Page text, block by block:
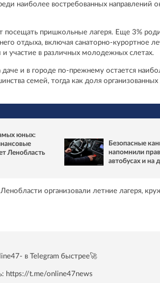
наиболее востребованных направлений
посещать пришкольные лагеря. Еще 3%
отдыха, включая санаторно-курортное
участие в различных молодежных слетах.
и в городе по-прежнему остается
семей, тогда как доля организованных
юных:
Ленобласть
Безопасные
напомнили
автобусах и на
Ленобласти организовали летние лагеря,
в Telegram быстрее🚀
https://t.me/online47news